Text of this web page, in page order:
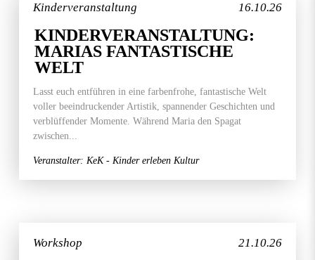
16.10.26
Kinderveranstaltung
KINDERVERANSTALTUNG:
MARIAS FANTASTISCHE
WELT
Lasst euch entführen in eine farbenfrohe, fantastische Welt
voller beeindruckender Artistik, spannender Geschichten und
verblüffender Momente. Während Maria den Spagat
zwischen...
Veranstalter: KeK - Kinder erleben Kultur
21.10.26
Workshop